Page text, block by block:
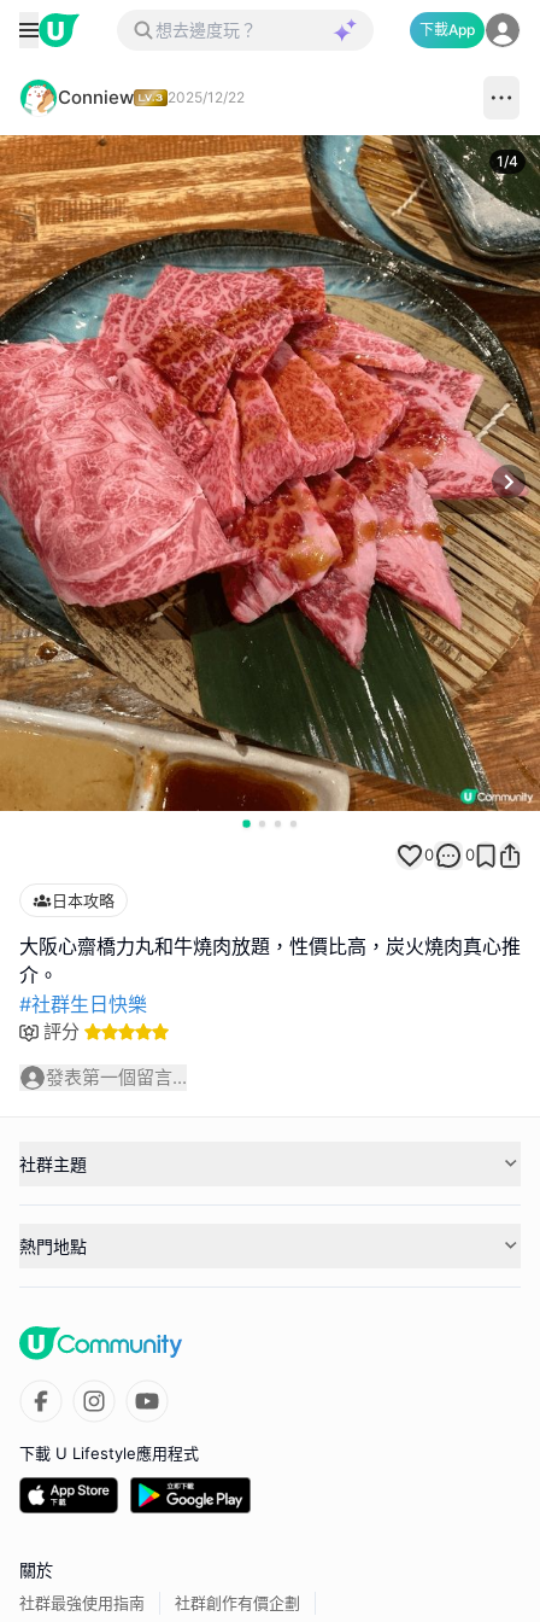
下載App
Conniew 2025/12/22
1/4
0 0
日本攻略
大阪心齋橋力丸和牛燒肉放題，性價比高，炭火燒肉真心推
#社群生日快樂
評分
發表第一個留言...
社群主題
熱門地點
下載 U Lifestyle應用程式
關於
社群最強使用指南 社群創作有價企劃